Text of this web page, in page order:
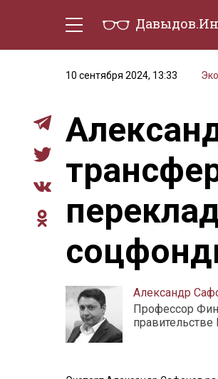
10 сентября 2024, 13:33
Александр
Профессор